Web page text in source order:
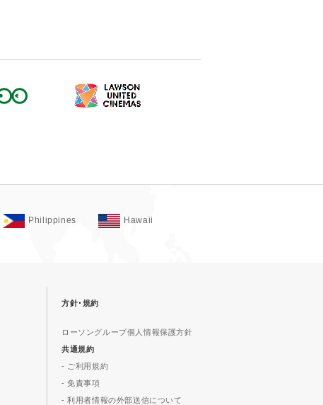
Philippines Hawaii
方針･規約
ローソングループ個人情報保護方針
共通規約
- ご利用規約
- 免責事項
- 利用者情報の外部送信について